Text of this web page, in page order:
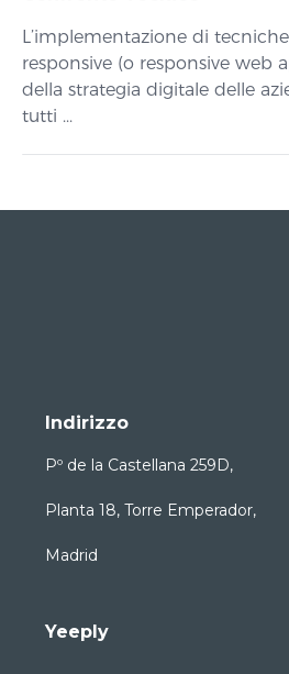
L’implementazione di
responsive (o responsive web
della strategia digitale delle
tutti ...
Indirizzo
Pº de la Castellana 259D,
Planta 18, Torre Emperador,
Madrid
Yeeply